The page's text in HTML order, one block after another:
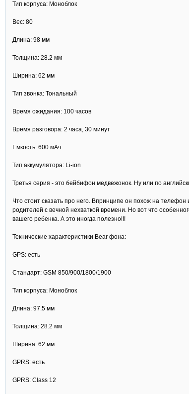
Тип корпуса: Моноблок
Вес: 80
Длина: 98 мм
Толщина: 28.2 мм
Ширина: 62 мм
Тип звонка: Тональный
Время ожидания: 100 часов
Время разговора: 2 часа, 30 минут
Емкость: 600 мАч
Тип аккумулятора: Li-ion
Третья серия - это бейбифон медвежонок. Ну или по
Что стоит сказать про него. Впринципе он похож на
родителей с вечной нехваткой времени. Но вот что
вашего ребенка. А это иногда полезно!!!
Текнические характеристики Bear фона:
GPS: есть
Стандарт: GSM 850/900/1800/1900
Тип корпуса: Моноблок
Длина: 97.5 мм
Толщина: 28.2 мм
Ширина: 62 мм
GPRS: есть
GPRS: Class 12